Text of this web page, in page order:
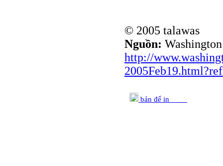
© 2005 talawas
Nguồn:
http://
bản để in